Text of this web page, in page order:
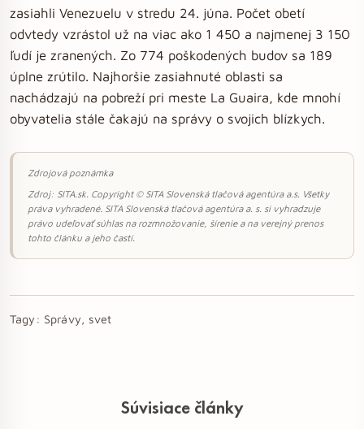
zasiahli Venezuelu v stredu 24. júna. Počet obetí
odvtedy vzrástol už na viac ako 1 450 a najmenej 3 150
ľudí je zranených. Zo 774 poškodených budov sa 189
úplne zrútilo. Najhoršie zasiahnuté oblasti sa
nachádzajú na pobreží pri meste La Guaira, kde mnohí
obyvatelia stále čakajú na správy o svojich blízkych.
Zdrojová poznámka
Zdroj: SITA.sk. Copyright © SITA Slovenská tlačová agentúra a.s. Všetky
práva vyhradené. SITA Slovenská tlačová agentúra a. s. si vyhradzuje
právo udeľovať súhlas na rozmnožovanie, šírenie a na verejný prenos
tohto článku a jeho častí.
Tagy: Správy, svet
Súvisiace články